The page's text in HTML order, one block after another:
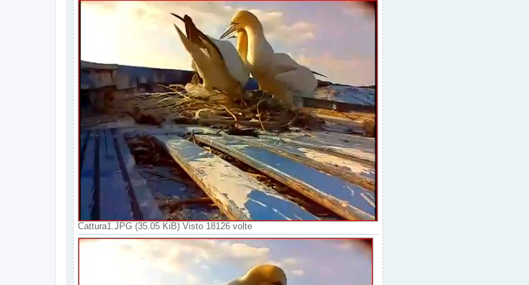
Cattura1.JPG (35.05 KiB) Visto 18126 volte